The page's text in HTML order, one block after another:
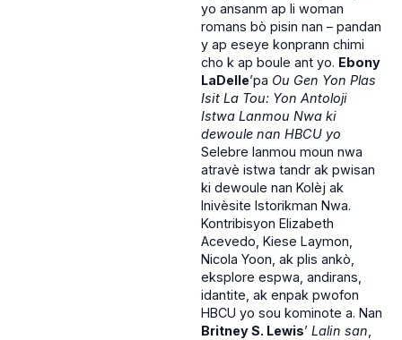
yo ansanm ap li woman
romans bò pisin nan – pandan
y ap eseye konprann chimi
cho k ap boule ant yo. Ebony
LaDelle’pa Ou Gen Yon Plas
Isit La Tou: Yon Antoloji
Istwa Lanmou Nwa ki
dewoule nan HBCU yo
Selebre lanmou moun nwa
atravè istwa tandr ak pwisan
ki dewoule nan Kolèj ak
Inivèsite Istorikman Nwa.
Kontribisyon Elizabeth
Acevedo, Kiese Laymon,
Nicola Yoon, ak plis ankò,
eksplore espwa, andirans,
idantite, ak enpak pwofon
HBCU yo sou kominote a. Nan
Britney S. Lewis’ Lalin san,